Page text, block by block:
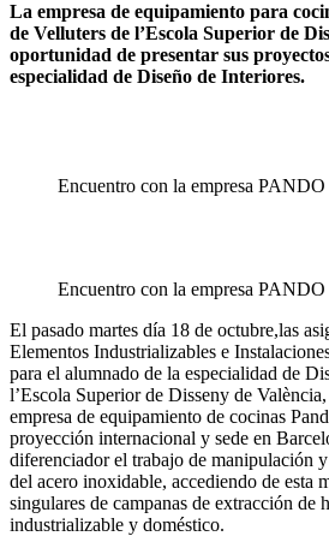
La empresa de equipamiento para
de Velluters de l’Escola Superior de
oportunidad de presentar sus
especialidad de Diseño de Interiores.
Encuentro con la empresa PANDO
Encuentro con la empresa PANDO
El pasado martes día 18 de octubre,las
Elementos Industrializables e
para el alumnado de la especialidad de
l’Escola Superior de Disseny de
empresa de equipamiento de cocinas
proyección internacional y sede en
diferenciador el trabajo de manipulación
del acero inoxidable, accediendo de esta
singulares de campanas de extracción de
industrializable y doméstico.